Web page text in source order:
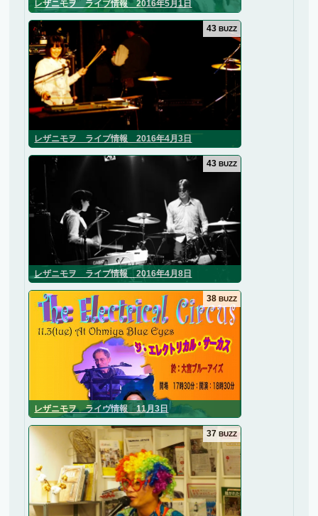
レザニモヲ ライブ情報 2016年5月1日
レザニモヲ ライブ情報 2016年4月3日
43 BUZZ
レザニモヲ ライブ情報 2016年4月8日
43 BUZZ
レザニモヲ ライヴ情報 11月3日
38 BUZZ
37 BUZZ